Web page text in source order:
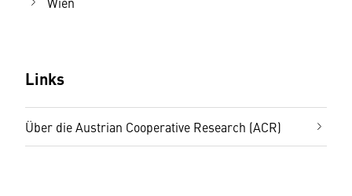
Links
Über die Austrian Cooperative Research (ACR)